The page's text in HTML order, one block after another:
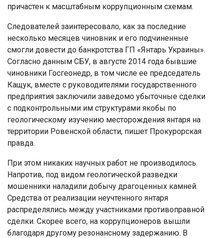
причастен к масштабным коррупционным схемам.
Следователей заинтересовало, как за последние
несколько месяцев чиновник и его подчиненные
смогли довести до банкротства ГП «Янтарь Украины».
Согласно данным СБУ, в августе 2014 года бывшие
чиновники Госгеонедр, в том числе ее председатель
Кащук, вместе с руководителями государственного
предприятия заключили заведомо убыточные сделки
с подконтрольными им структурами якобы по
геологическому изучению месторождения янтаря на
территории Ровенской области, пишет Прокурорская
правда.
При этом никаких научных работ не производилось.
Напротив, под видом геологической разведки
мошенники наладили добычу драгоценных камней.
Средства от реализации неучтенного янтаря
распределялись между участниками противоправной
сделки. Скорее всего, на коррупционеров вышли
благодаря другому резонансному задержанию. В